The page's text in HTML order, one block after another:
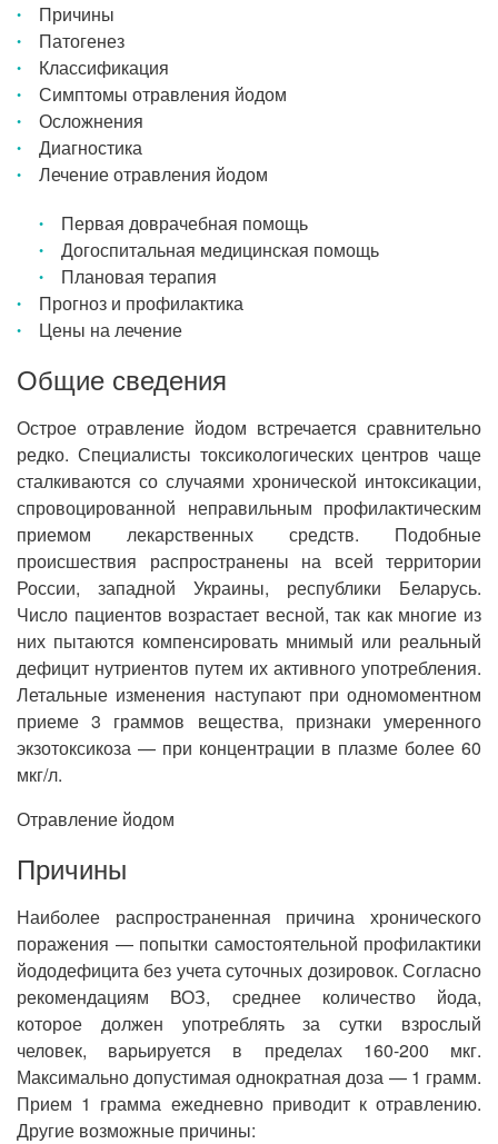
Причины
Патогенез
Классификация
Симптомы отравления йодом
Осложнения
Диагностика
Лечение отравления йодом
Первая доврачебная помощь
Догоспитальная медицинская помощь
Плановая терапия
Прогноз и профилактика
Цены на лечение
Общие сведения
Острое отравление йодом встречается сравнительно
редко. Специалисты токсикологических центров чаще
сталкиваются со случаями хронической интоксикации,
спровоцированной неправильным профилактическим
приемом лекарственных средств. Подобные
происшествия распространены на всей территории
России, западной Украины, республики Беларусь.
Число пациентов возрастает весной, так как многие из
них пытаются компенсировать мнимый или реальный
дефицит нутриентов путем их активного употребления.
Летальные изменения наступают при одномоментном
приеме 3 граммов вещества, признаки умеренного
экзотоксикоза — при концентрации в плазме более 60
мкг/л.
Отравление йодом
Причины
Наиболее распространенная причина хронического
поражения — попытки самостоятельной профилактики
йододефицита без учета суточных дозировок. Согласно
рекомендациям ВОЗ, среднее количество йода,
которое должен употреблять за сутки взрослый
человек, варьируется в пределах 160-200 мкг.
Максимально допустимая однократная доза — 1 грамм.
Прием 1 грамма ежедневно приводит к отравлению.
Другие возможные причины: